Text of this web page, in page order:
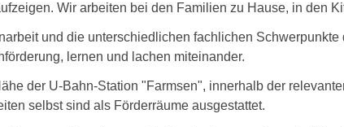
Wir arbeiten bei den Familien zu Hause, in den
und die unterschiedlichen fachlichen
lernen und lachen miteinander.
der U-Bahn-Station "Farmsen", innerhalb der
selbst sind als Förderräume ausgestattet.